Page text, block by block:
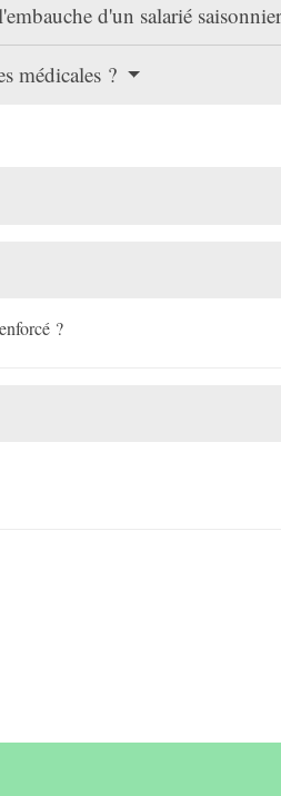
d'un salarié
médicales ?
?